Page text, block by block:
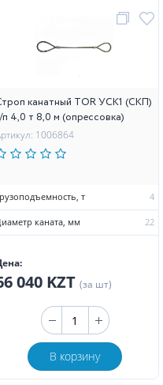
канатный TOR УСК1 (СКП)
п 4,0 т 8,0 м (опрессовка)
1006864
т 4
каната, мм 22
040 KZT (за шт)
В корзину